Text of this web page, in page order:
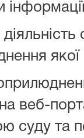
веб-
суду та